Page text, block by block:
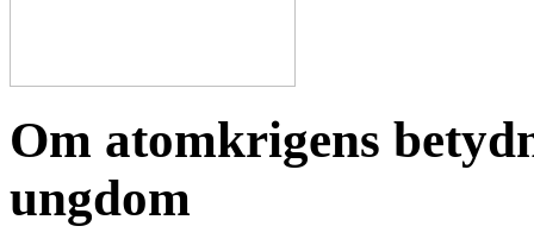
Om atomkrigens
ungdom